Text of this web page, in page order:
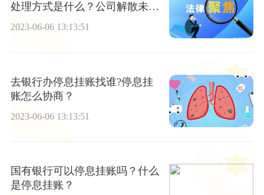
处理方式是什么？公司解散未清
算股东需要承担责任吗？
2023-06-06 13:13:51
去银行办停息挂账找谁?停息挂
账怎么协商？
2023-06-06 13:13:51
国有银行可以停息挂账吗？什么
是停息挂账？